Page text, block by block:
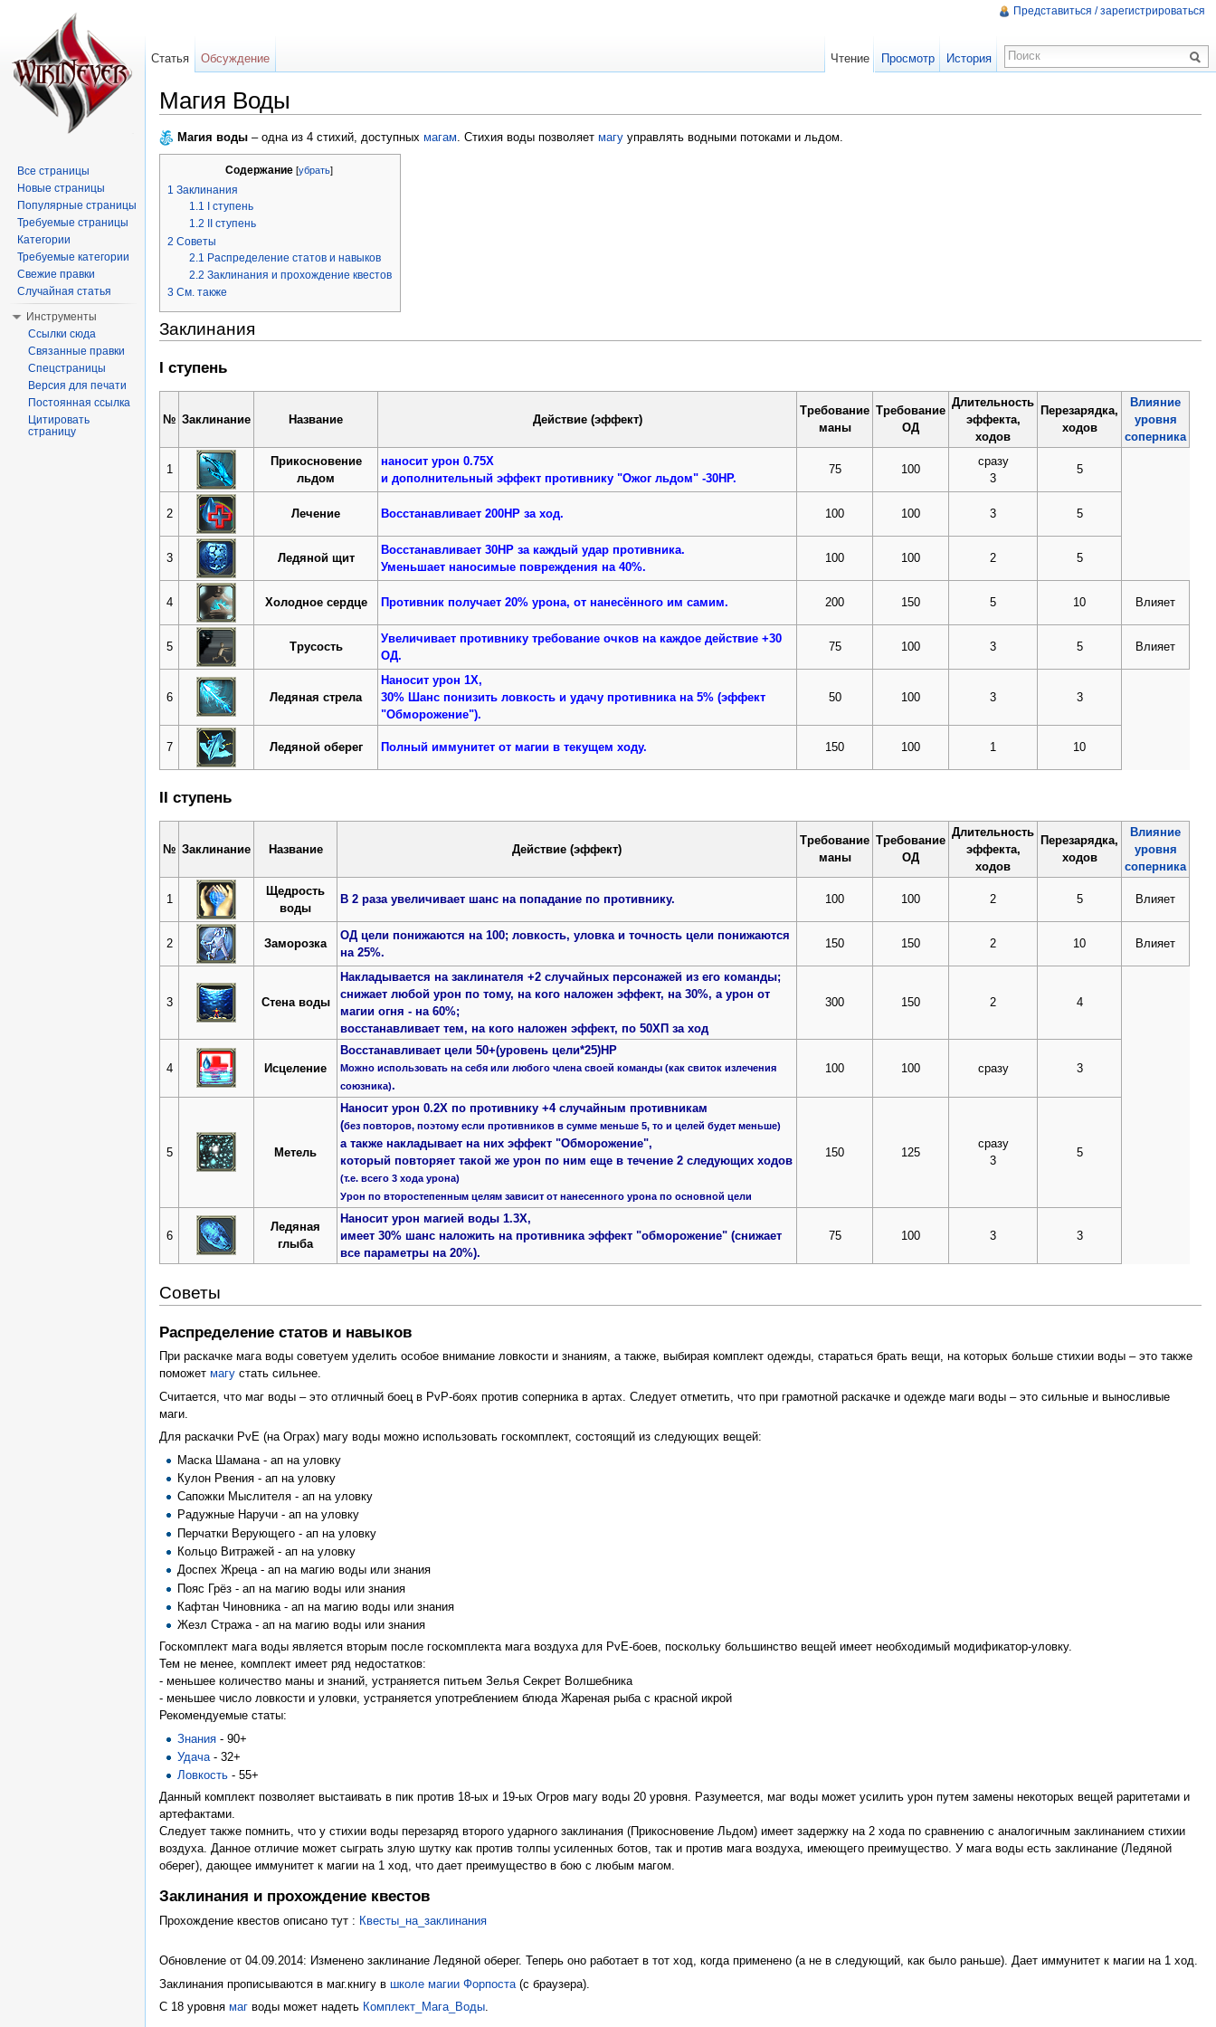
Магия Воды
Магия воды – одна из 4 стихий, доступных магам. Стихия воды позволяет магу управлять водными потоками и льдом.
Содержание[убрать]
1 Заклинания
1.1
I ступень
1.2
II ступень
2 Советы
2.1 Распределение статов и навыков
2.2 Заклинания и прохождение квестов
3 См. также
Заклинания
I ступень
№ Заклинание Название Действие (эффект)
Требование
маны
Требование
ОД
Длительность
эффекта,
ходов
Перезарядка,
ходов
Влияние
уровня
соперника
1
Прикосновение
льдом
наносит урон 0.75Х
и дополнительный эффект противнику "Ожог льдом" -30HP.
75 100
сразу
3
5
2 Лечение Восстанавливает 200HP за ход. 100 100 3 5
3 Ледяной щит
Восстанавливает 30HP за каждый удар противника.
Уменьшает наносимые повреждения на 40%.
100 100 2 5
4 Холодное сердце Противник получает 20% урона, от нанесённого им самим. 200 150 5 10 Влияет
5 Трусость
Увеличивает противнику требование очков на каждое действие +30
ОД.
75 100 3 5 Влияет
6 Ледяная стрела
Наносит урон 1Х,
30% Шанс понизить ловкость и удачу противника на 5% (эффект
"Обморожение").
50 100 3 3
7 Ледяной оберег Полный иммунитет от магии в текущем ходу. 150 100 1 10
II ступень
№ Заклинание Название Действие (эффект)
Требование
маны
Требование
ОД
Длительность
эффекта,
ходов
Перезарядка,
ходов
Влияние
уровня
соперника
1
Щедрость
воды
В 2 раза увеличивает шанс на попадание по противнику. 100 100 2 5 Влияет
2 Заморозка
ОД цели понижаются на 100; ловкость, уловка и точность цели понижаются
на 25%.
150 150 2 10 Влияет
3 Стена воды
Накладывается на заклинателя +2 случайных персонажей из его команды;
снижает любой урон по тому, на кого наложен эффект, на 30%, а урон от
магии огня - на 60%;
восстанавливает тем, на кого наложен эффект, по 50ХП за ход
300 150 2 4
4 Исцеление
Восстанавливает цели 50+(уровень цели*25)HP
Можно использовать на себя или любого члена своей команды (как свиток излечения
союзника).
100 100 сразу 3
5 Метель
Наносит урон 0.2Х по противнику +4 случайным противникам
(без повторов, поэтому если противников в сумме меньше 5, то и целей будет меньше)
а также накладывает на них эффект "Обморожение",
который повторяет такой же урон по ним еще в течение 2 следующих ходов
(т.е. всего 3 хода урона)
Урон по второстепенным целям зависит от нанесенного урона по основной цели
150 125
сразу
3
5
6
Ледяная
глыба
Наносит урон магией воды 1.3X,
имеет 30% шанс наложить на противника эффект "обморожение" (снижает
все параметры на 20%).
75 100 3 3
Советы
Распределение статов и навыков
При раскачке мага воды советуем уделить особое внимание ловкости и знаниям, а также, выбирая комплект одежды, стараться брать вещи, на которых больше стихии воды – это также
поможет магу стать сильнее.
Считается, что маг воды – это отличный боец в PvP-боях против соперника в артах. Следует отметить, что при грамотной раскачке и одежде маги воды – это сильные и выносливые
маги.
Для раскачки PvE (на Ограх) магу воды можно использовать госкомплект, состоящий из следующих вещей:
Маска Шамана - ап на уловку
Кулон Рвения - ап на уловку
Сапожки Мыслителя - ап на уловку
Радужные Наручи - ап на уловку
Перчатки Верующего - ап на уловку
Кольцо Витражей - ап на уловку
Доспех Жреца - ап на магию воды или знания
Пояс Грёз - ап на магию воды или знания
Кафтан Чиновника - ап на магию воды или знания
Жезл Стража - ап на магию воды или знания
Госкомплект мага воды является вторым после госкомплекта мага воздуха для PvE-боев, поскольку большинство вещей имеет необходимый модификатор-уловку.
Тем не менее, комплект имеет ряд недостатков:
- меньшее количество маны и знаний, устраняется питьем Зелья Секрет Волшебника
- меньшее число ловкости и уловки, устраняется употреблением блюда Жареная рыба с красной икрой
Рекомендуемые статы:
Знания - 90+
Удача - 32+
Ловкость - 55+
Данный комплект позволяет выстаивать в пик против 18-ых и 19-ых Огров магу воды 20 уровня. Разумеется, маг воды может усилить урон путем замены некоторых вещей раритетами и
артефактами.
Следует также помнить, что у стихии воды перезаряд второго ударного заклинания (Прикосновение Льдом) имеет задержку на 2 хода по сравнению с аналогичным заклинанием стихии
воздуха. Данное отличие может сыграть злую шутку как против толпы усиленных ботов, так и против мага воздуха, имеющего преимущество. У мага воды есть заклинание (Ледяной
оберег), дающее иммунитет к магии на 1 ход, что дает преимущество в бою с любым магом.
Заклинания и прохождение квестов
Прохождение квестов описано тут : Квесты_на_заклинания
Обновление от 04.09.2014: Изменено заклинание Ледяной оберег. Теперь оно работает в тот ход, когда применено (а не в следующий, как было раньше). Дает иммунитет к магии на 1 ход.
Заклинания прописываются в маг.книгу в школе магии Форпоста (c браузера).
С 18 уровня маг воды может надеть Комплект_Мага_Воды.
Представиться / зарегистрироваться
Статья Обсуждение Чтение Просмотр История
Все страницы
Новые страницы
Популярные страницы
Требуемые страницы
Категории
Требуемые категории
Свежие правки
Случайная статья
Инструменты
Ссылки сюда
Связанные правки
Спецстраницы
Версия для печати
Постоянная ссылка
Цитировать
страницу